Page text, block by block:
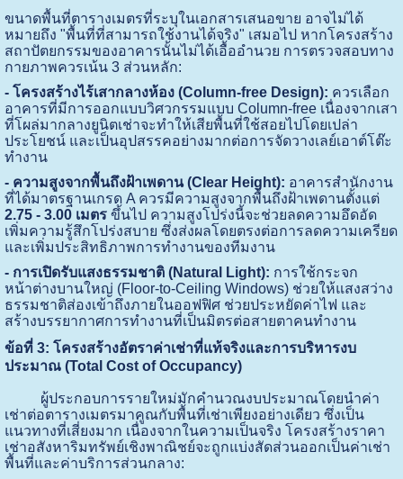
ขนาดพื้นที่ตารางเมตรที่ระบุในเอกสารเสนอขาย อาจไม่ได้
หมายถึง "พื้นที่ที่สามารถใช้งานได้จริง" เสมอไป หากโครงสร้าง
สถาปัตยกรรมของอาคารนั้นไม่ได้เอื้ออำนวย การตรวจสอบทาง
กายภาพควรเน้น 3 ส่วนหลัก:
- โครงสร้างไร้เสากลางห้อง (Column-free Design): ควรเลือก
อาคารที่มีการออกแบบวิศวกรรมแบบ Column-free เนื่องจากเสา
ที่โผล่มากลางยูนิตเช่าจะทำให้เสียพื้นที่ใช้สอยไปโดยเปล่า
ประโยชน์ และเป็นอุปสรรคอย่างมากต่อการจัดวางเลย์เอาต์โต๊ะ
ทำงาน
- ความสูงจากพื้นถึงฝ้าเพดาน (Clear Height): อาคารสำนักงาน
ที่ได้มาตรฐานเกรด A ควรมีความสูงจากพื้นถึงฝ้าเพดานตั้งแต่
2.75 - 3.00 เมตรขึ้นไป ความสูงโปร่งนี้จะช่วยลดความอึดอัด
เพิ่มความรู้สึกโปร่งสบาย ซึ่งส่งผลโดยตรงต่อการลดความเครียด
และเพิ่มประสิทธิภาพการทำงานของทีมงาน
- การเปิดรับแสงธรรมชาติ (Natural Light): การใช้กระจก
หน้าต่างบานใหญ่ (Floor-to-Ceiling Windows) ช่วยให้แสงสว่าง
ธรรมชาติส่องเข้าถึงภายในออฟฟิศ ช่วยประหยัดค่าไฟ และ
สร้างบรรยากาศการทำงานที่เป็นมิตรต่อสายตาคนทำงาน
ข้อที่ 3: โครงสร้างอัตราค่าเช่าที่แท้จริงและการบริหารงบ
ประมาณ (Total Cost of Occupancy)
ผู้ประกอบการรายใหม่มักคำนวณงบประมาณโดยนำค่า
เช่าต่อตารางเมตรมาคูณกับพื้นที่เช่าเพียงอย่างเดียว ซึ่งเป็น
แนวทางที่เสี่ยงมาก เนื่องจากในความเป็นจริง โครงสร้างราคา
เช่าอสังหาริมทรัพย์เชิงพาณิชย์จะถูกแบ่งสัดส่วนออกเป็นค่าเช่า
พื้นที่และค่าบริการส่วนกลาง: